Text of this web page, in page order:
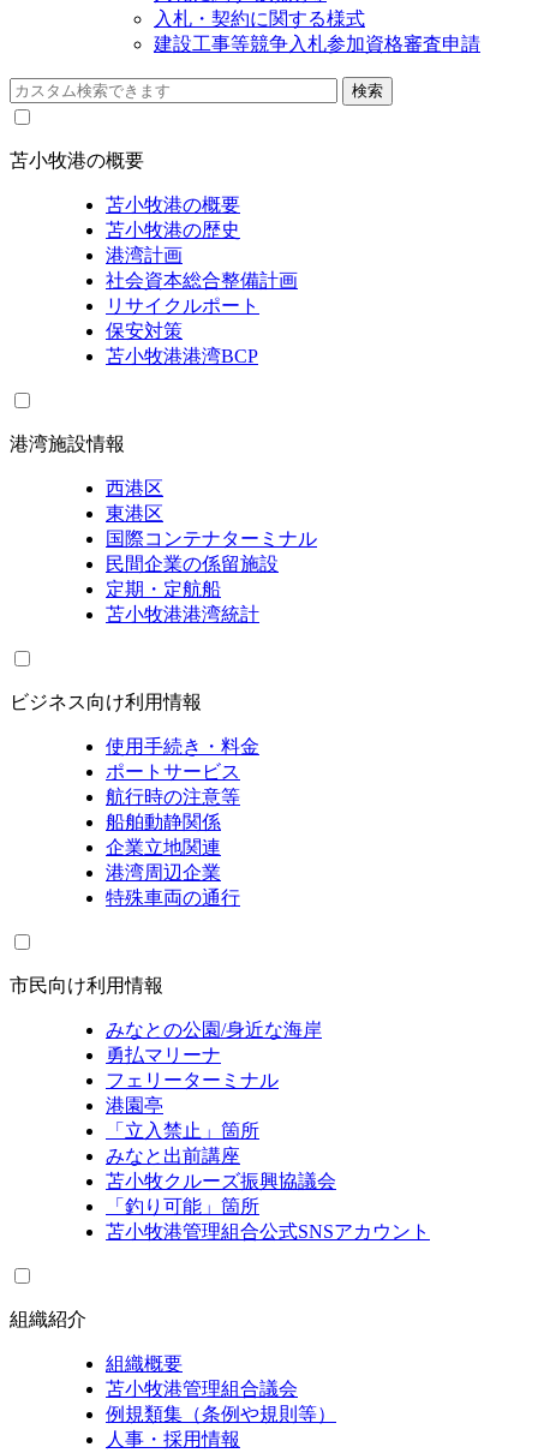
入札・契約に関する様式
建設工事等競争入札参加資格審査申請
苫小牧港の概要
苫小牧港の概要
苫小牧港の歴史
港湾計画
社会資本総合整備計画
リサイクルポート
保安対策
苫小牧港港湾BCP
港湾施設情報
西港区
東港区
国際コンテナターミナル
民間企業の係留施設
定期・定航船
苫小牧港港湾統計
ビジネス向け利用情報
使用手続き・料金
ポートサービス
航行時の注意等
船舶動静関係
企業立地関連
港湾周辺企業
特殊車両の通行
市民向け利用情報
みなとの公園/身近な海岸
勇払マリーナ
フェリーターミナル
港園亭
「立入禁止」箇所
みなと出前講座
苫小牧クルーズ振興協議会
「釣り可能」箇所
苫小牧港管理組合公式SNSアカウント
組織紹介
組織概要
苫小牧港管理組合議会
例規類集（条例や規則等）
人事・採用情報